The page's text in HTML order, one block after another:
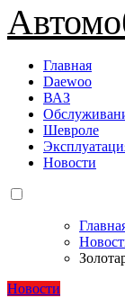
Главная
Daewoo
ВАЗ
Шевроле
Новости
Новости